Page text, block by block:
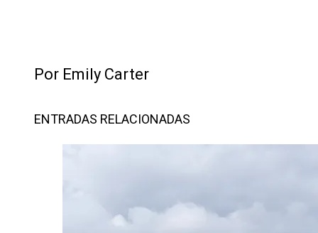
Por Emily Carter
ENTRADAS RELACIONADAS